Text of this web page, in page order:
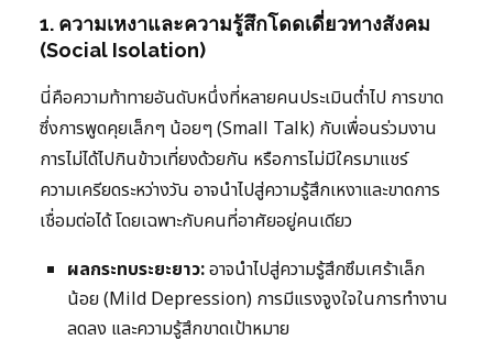
1. ความเหงาและความรู้สึกโดดเดี่ยวทางสังคม
(Social Isolation)
นี่คือความท้าทายอันดับหนึ่งที่หลายคนประเมินต่ำไป การขาด
ซึ่งการพูดคุยเล็กๆ น้อยๆ (Small Talk) กับเพื่อนร่วมงาน
การไม่ได้ไปกินข้าวเที่ยงด้วยกัน หรือการไม่มีใครมาแชร์
ความเครียดระหว่างวัน อาจนำไปสู่ความรู้สึกเหงาและขาดการ
เชื่อมต่อได้ โดยเฉพาะกับคนที่อาศัยอยู่คนเดียว
ผลกระทบระยะยาว:อาจนำไปสู่ความรู้สึกซึมเศร้าเล็ก
น้อย (Mild Depression) การมีแรงจูงใจในการทำงาน
ลดลง และความรู้สึกขาดเป้าหมาย